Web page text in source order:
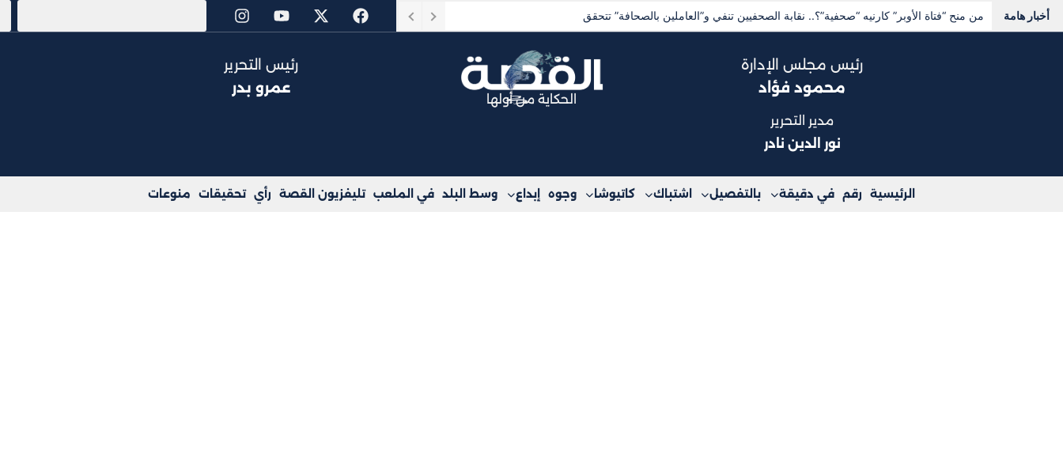
أخبار هامة ننشر نص خطاب الدكتور محمد زهران لرئيس الجمهورية
رئيس مجلس الإدارة
محمود فؤاد
مدير التحرير
نور الدين نادر
الحكاية من أولها
رئيس التحرير
عمرو بدر
الرئيسية رقم في دقيقة بالتفصيل اشتباك كاتيوشا وجوه إبداع وسط البلد في الملعب تليفزيون القصة رأي تحقيقات منوعات